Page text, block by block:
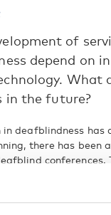
of
depend on
What
in the future?
deafblindness has
there has been
conferences.
and share